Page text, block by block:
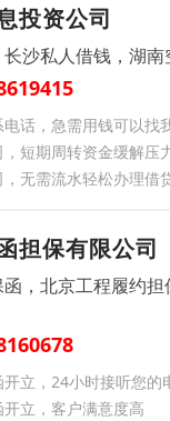
投资公司
沙私人借钱，湖
话，急需用钱可以找
短期周转资金缓解压
无需流水轻松办理借
担保有限公司
，北京工程履约
立，24小时接听您的
立，客户满意度高